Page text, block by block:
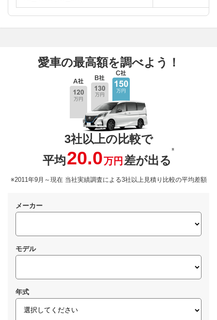
愛車の最高額を調べよう！
3社以上の比較で
平均20.0万円 差が出る
※
※2011年9月～現在 当社実績調査による3社以上見積り比較の平均差額
メーカー
モデル
年式